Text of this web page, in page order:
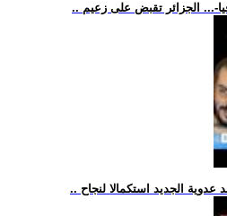
... الجزائر تقبض على زعيم
الجديد استكمالا لنجاح